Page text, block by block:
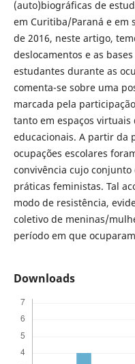
(auto)biográficas de
em Curitiba/Paraná e em
de 2016, neste artigo,
deslocamentos e as
estudantes durante as
comenta-se sobre uma
marcada pela
tanto em espaços
educacionais. A partir da
ocupações escolares
convivência cujo
práticas feministas. Tal
modo de resistência,
coletivo de meninas/
período em que
Downloads